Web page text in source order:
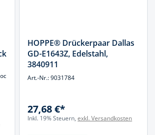
HOPPE® Drückerpaar Dallas
GD-E1643Z, Edelstahl,
3840911
Art.-Nr.: 9031784
27,68 €*
Inkl. 19% Steuern,exkl. Versandkosten